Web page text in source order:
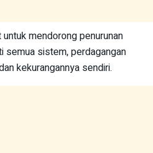
mendorong penurunan
semua sistem, perdagangan
kekurangannya sendiri.